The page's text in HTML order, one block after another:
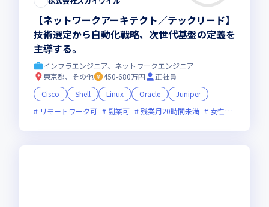
【ネットワークアーキテクト／テックリード】
技術選定から自動化戦略、次世代基盤の定義を
主導する。
インフラエンジニア、ネットワークエンジニア
東京都、その他
450-680万円
正社員
Cisco
Shell Linux Oracle
Juniper
リモートワーク可
副業可 残業月20時間未満 女性エンジニアが活躍中